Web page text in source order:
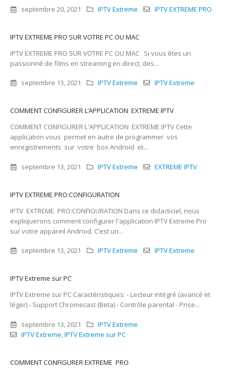
septembre 20, 2021 IPTV Extreme IPTV EXTREME PRO
IPTV EXTREME PRO SUR VOTRE PC OU MAC
IPTV EXTREME PRO SUR VOTRE PC OU MAC Si vous êtes un
passionné de films en streaming en direct, des...
septembre 13, 2021 IPTV Extreme IPTV Extreme
COMMENT CONFIGURER L’APPLICATION EXTREME IPTV
COMMENT CONFIGURER L'APPLICATION EXTREME IPTV Cette
application vous permet en autre de programmer vos
enregistrements sur votre box Android et...
septembre 13, 2021 IPTV Extreme EXTREME IPTV
IPTV EXTREME PRO:CONFIGURATION
IPTV EXTREME PRO:CONFIGURATION Dans ce didacticiel, nous
expliquerons comment configurer l'application IPTV Extreme Pro
sur votre appareil Android. C’est un...
septembre 13, 2021 IPTV Extreme IPTV Extreme
IPTV Extreme sur PC
IPTV Extreme sur PC Caractéristiques: - Lecteur intégré (avancé et
léger) - Support Chromecast (Beta) - Contrôle parental - Prise...
septembre 13, 2021
IPTV Extreme
IPTV Extreme,IPTV Extreme sur PC
COMMENT CONFIGURER EXTREME PRO